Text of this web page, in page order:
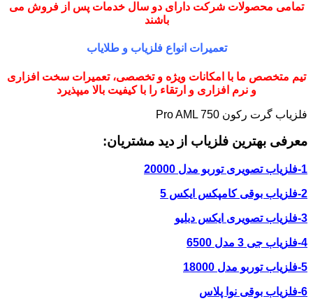
تمامی محصولات شرکت دارای دو سال خدمات پس از فروش می
باشند
تعمیرات انواع فلزیاب و طلایاب
تیم متخصص ما با امکانات ویژه و تخصصی، تعمیرات سخت افزاری
و نرم افزاری و ارتقاء را با کیفیت بالا میپذیرد
فلزیاب گرت رکون Pro AML 750
معرفی بهترین فلزیاب از دید مشتریان:
1-فلزیاب تصویری توربو مدل 20000
2-فلزیاب بوقی کامپکس ایکس 5
3-فلزیاب تصویری ایکس دبلیو
4-فلزیاب جی 3 مدل 6500
5-فلزیاب توربو مدل 18000
6-فلزیاب بوقی نوا پلاس